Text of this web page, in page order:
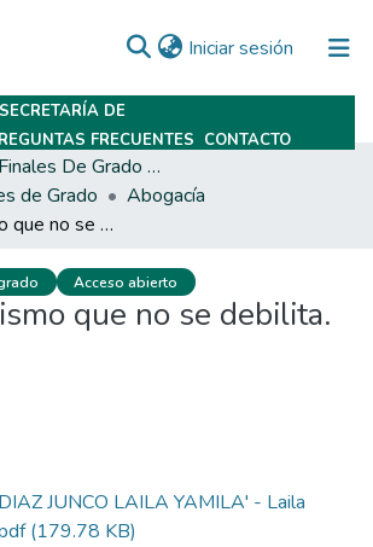
Iniciar sesión (current)
SECRETARÍA DE
FRECUENTES CONTACTO
Trabajos Finales De Grado Y Posgrado
de Grado
Abogacía
Un federalismo que no se debilita.
Acceso abierto
que no se debilita.
JUNCO LAILA YAMILA' - Laila
(179.78 KB)